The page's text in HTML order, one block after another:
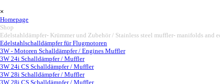
×
Homepage
Shop
Edelstahldämpfer- Krümmer und Zubehör / Stainless steel muffler- manifolds and
Edelstahlschalldämpfer für Flugmotoren
3W - Motoren Schalldämpfer / Engines Muffler▼
3W 24i Schalldämpfer / Muffler
3W 24i CS Schalldämpfer / Muffler
3W 28i Schalldämpfer / Muffler
3W 28i CS Schalldämpfer / Muffler